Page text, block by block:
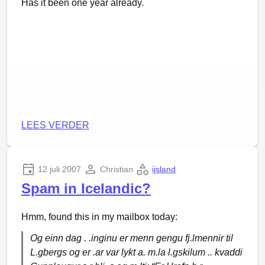
moeten gaan betalen. Overigens is de wet nu
een negatieve uitkomst heeft, wordt het besluit
teruggedraaid.
Is het wel eerlijk om van een land als IJsland te
verlangen dat ze zo’n 600% van het BNP
terugbetalen? Je zou zeggen dat de oorzaak ligt in
Has it been one year already.
LEES VERDER
12 juli 2007 Christian ijsland
Spam in Icelandic?
Hmm, found this in my mailbox today:
Og einn dag . .inginu er menn gengu fj.lmennir til
L.gbergs og er .ar var lykt a. m.la l.gskilum .. kvaddi